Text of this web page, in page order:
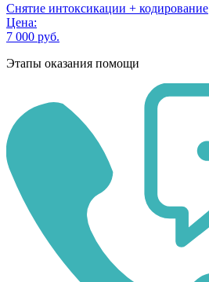
Снятие интоксикации + кодирование
Цена:
7 000 руб.
Этапы оказания помощи